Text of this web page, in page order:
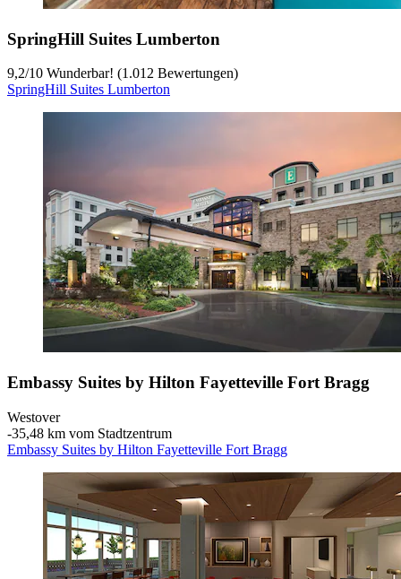
SpringHill Suites Lumberton
9,2/10 Wunderbar! (1.012 Bewertungen)
SpringHill Suites Lumberton
Embassy Suites by Hilton Fayetteville Fort Bragg
Westover
‐35,48 km vom Stadtzentrum
Embassy Suites by Hilton Fayetteville Fort Bragg